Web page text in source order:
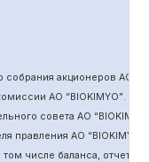
собрания акционеров АО “
АО “BIOKIMYO”.
совета АО “BIOKIMYO
правления АО “BIOKIMYO
числе баланса, отчет о